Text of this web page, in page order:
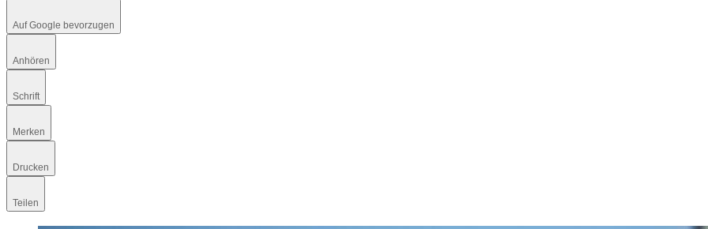
Auf Google bevorzugen
Anhören
Schrift
Merken
Drucken
Teilen